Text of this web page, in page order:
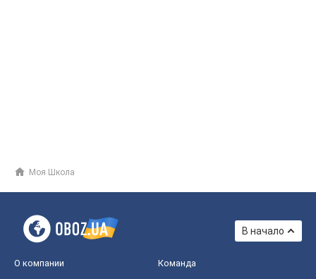
Моя Школа
В начало
О компании Команда